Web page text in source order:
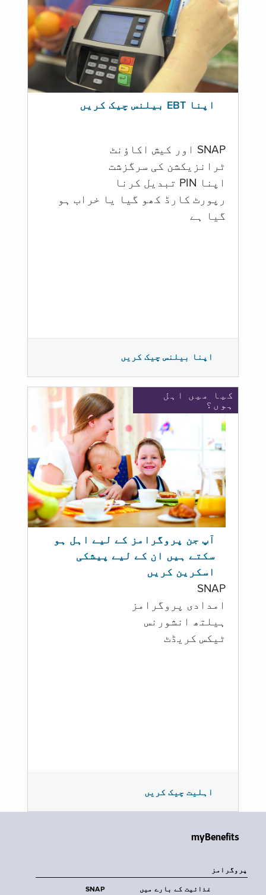
اپنا EBT بیلنس چیک کریں
SNAP اور کیش اکاؤنٹ
ٹرانزیکشن کی سرگزشت
اپنا PIN تبدیل کرنا
رپورٹ کارڈ کھو گیا یا خراب ہو
گيا ہے
اپنا بیلنس چیک کریں
کیا میں اہل
ہوں؟
آپ جن پروگرامز کے لیے اہل ہو
سکتے ہیں ان کے لیے پیشکی
اسکرین کریں
SNAP
امدادی پروگرامز
‏ہیلتھ انشورنس
ٹیکس کریڈٹ
اہلیت چیک کریں
myBenefits
پروگرامز
SNAP
غذائیت کے بارے میں